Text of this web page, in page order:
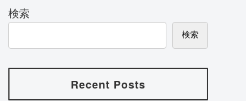
検索
検索
Recent Posts